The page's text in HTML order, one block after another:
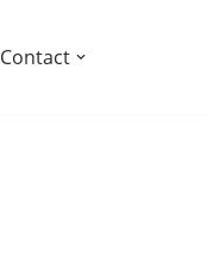
Contact